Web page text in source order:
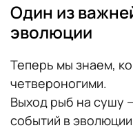
Один из
эволюции
Теперь мы знаем,
четвероногими.
Выход рыб на сушу
событий в